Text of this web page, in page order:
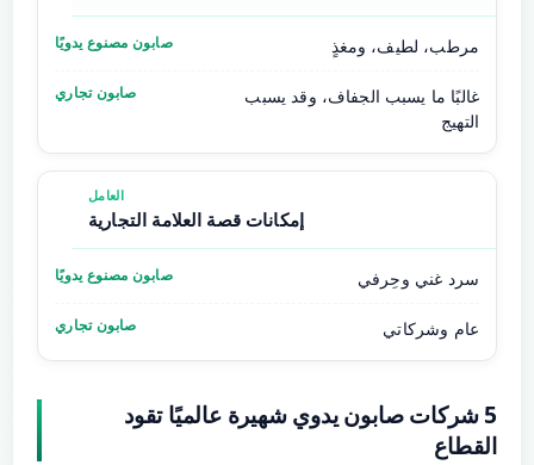
مرطب، لطيف، ومغذٍ
غالبًا ما يسبب الجفاف، وقد يسبب
التهيج
إمكانات قصة العلامة التجارية
سرد غني وحِرفي
عام وشركاتي
5 شركات صابون يدوي شهيرة عالميًا تقود
القطاع